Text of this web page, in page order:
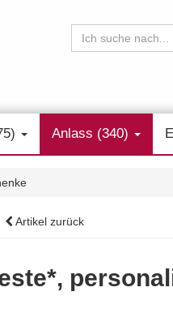
Anlass (340)
Artikel zurück